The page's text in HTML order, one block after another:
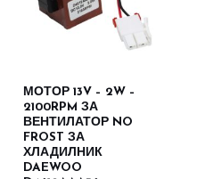
МОТОР 13V – 2W –
2100RPM ЗА
ВЕНТИЛАТОР NO
FROST ЗА
ХЛАДИЛНИК
DAEWOO